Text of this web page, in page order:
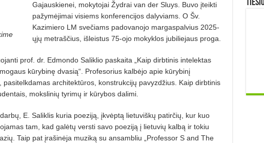
Gajauskienei, mokytojai Žydrai van der Sluys. Buvo įteikti
pažymėjimai visiems konferencijos dalyviams. O Šv.
Kazimiero LM svečiams padovanojo margaspalvius 2025-
ųjų metraščius, išleistus 75-ojo mokyklos jubiliejaus proga.
prof. dr. Edmondo Saliklio paskaita „Kaip dirbtinis intelektas
kūrybinę dvasią“. Profesorius kalbėjo apie kūrybinį
architektūros, konstrukcijų pavyzdžius. Kaip dirbtinis
mokslinių tyrimų ir kūrybos dalimi.
E. Saliklis kuria poeziją, įkvėptą lietuviškų patirčių, kur kuo
tam, kad galėtų versti savo poeziją į lietuvių kalbą ir tokiu
Taip pat įrašinėja muziką su ansambliu „Professor S and The